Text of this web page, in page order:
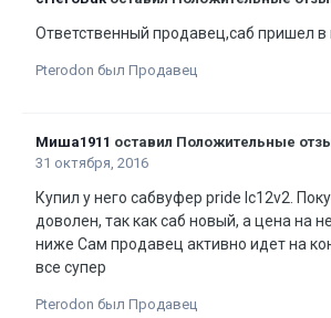
Ответственный продавец,саб пришел в
Pterodon был Продавец
Миша1911 оставил Положительные
31 октября, 2016
Купил у него сабвуфер pride lc12v2.
доволен, так как саб новый, а цена на
ниже Сам продавец активно идет на
все супер
Pterodon был Продавец